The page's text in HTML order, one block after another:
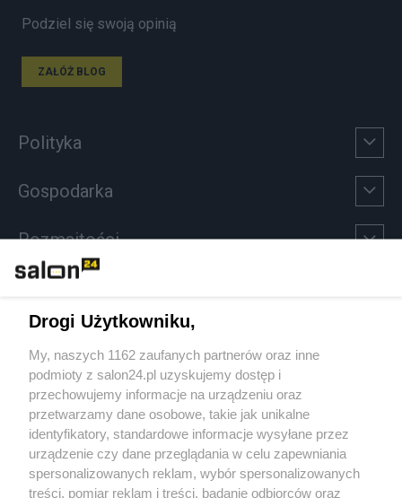
Podziel się swoją opinią
ZAŁÓŻ BLOG
Polityka
Gospodarka
Rozmaitości
Sport
Społeczeństwo
Kultura
Drogi Użytkowniku,
My, naszych 1162 zaufanych partnerów oraz inne
podmioty z salon24.pl uzyskujemy dostęp i
przechowujemy informacje na urządzeniu oraz
przetwarzamy dane osobowe, takie jak unikalne
identyfikatory, standardowe informacje wysyłane przez
urządzenie czy dane przeglądania w celu zapewniania
spersonalizowanych reklam, wybór spersonalizowanych
treści, pomiar reklam i treści, badanie odbiorców oraz